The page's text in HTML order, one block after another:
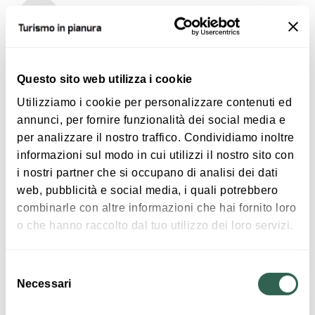
Questo sito web utilizza i cookie
Utilizziamo i cookie per personalizzare contenuti ed
annunci, per fornire funzionalità dei social media e
per analizzare il nostro traffico. Condividiamo inoltre
informazioni sul modo in cui utilizzi il nostro sito con
i nostri partner che si occupano di analisi dei dati
web, pubblicità e social media, i quali potrebbero
combinarle con altre informazioni che hai fornito loro
o che hanno raccolto dal tuo utilizzo dei loro servizi.
delNecessari
Dettagli
Servizi
pubblico nelle vicinanze - locale storico – Carta dei vini -
prenotazione obbligatoria - accettazione gruppi - sala